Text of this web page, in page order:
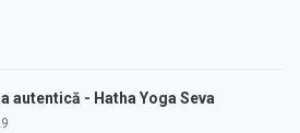
autentică - Hatha Yoga Seva